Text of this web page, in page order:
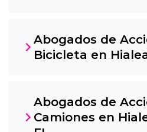
Abogados de
Bicicleta en
Abogados de
Camiones en